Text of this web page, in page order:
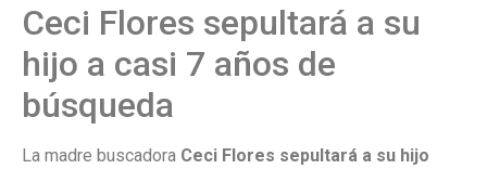
Ceci Flores sepultará a su
hijo a casi 7 años de
búsqueda
La madre buscadora Ceci Flores sepultará a su hijo